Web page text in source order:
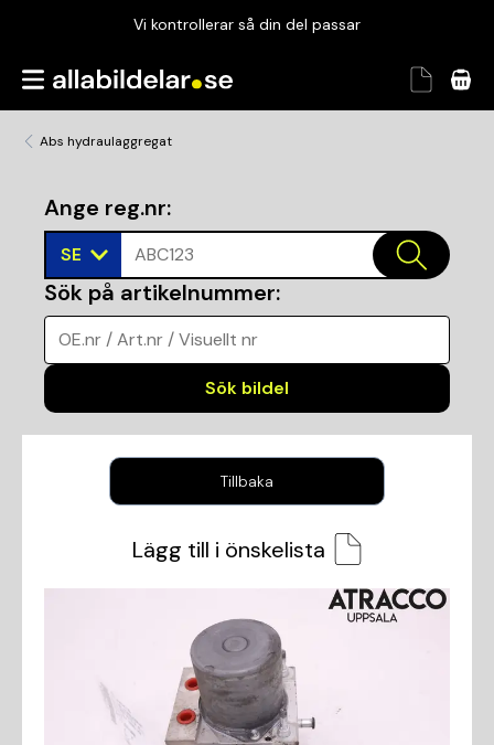
Vi kontrollerar så din del passar
Garanterad passform
Abs hydraulaggregat
Ange reg.nr:
SE ABC123
Sök på artikelnummer:
OE.nr / Art.nr / Visuellt nr
Sök bildel
Tillbaka
Lägg till i önskelista